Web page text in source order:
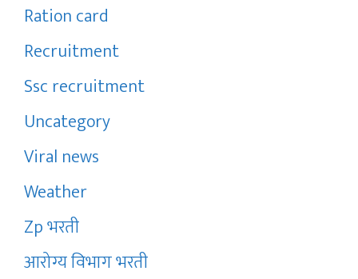
Ration card
Recruitment
Ssc recruitment
Uncategory
Viral news
Weather
Zp भरती
आरोग्य विभाग भरती